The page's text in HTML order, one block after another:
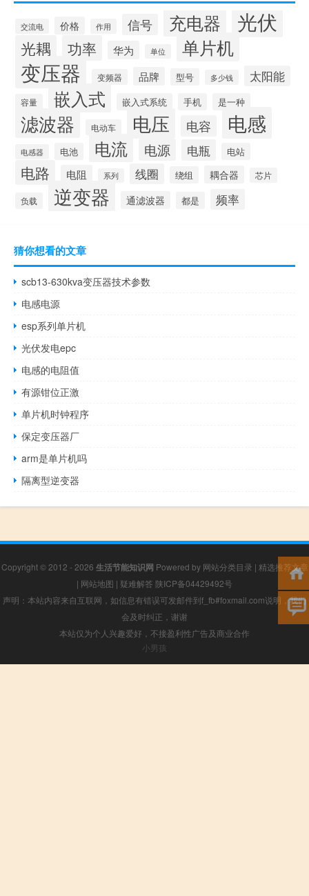
交流电 价格 作用 信号 充电器 光伏
光耦 功率 华为 单位 单片机
变压器 变频器 品牌 型号 多少钱 太阳能
容量 嵌入式 嵌入式系统 手机 是一种
滤波器 电动车 电压 电容 电感
电感器 电池 电流 电源 电瓶 电站
电路 电阻 系列 线圈 绕组 耦合器 芯片
负载 逆变器 通滤波器 都是 频率
猜你想看的文章
scb13-630kva变压器技术参数
电感电源
esp系列单片机
光伏发电epc
电感的电阻值
有源钳位正激
单片机时钟程序
保定变压器厂
arm是单片机吗
隔离型逆变器
Copyright © 2012 - 2026 生活节能知识网 Powered by 网站分类目录 | 精选推荐文章
| 网站地图 | 疑难解答 陕ICP备04429492号
声明：本站内容来自互联网，如信息有错误可发邮件到f_fb#foxmail.com说明，我们
会及时纠正，谢谢
本站仅为个人兴趣爱好，不接盈利性广告及商业合作
小男孩